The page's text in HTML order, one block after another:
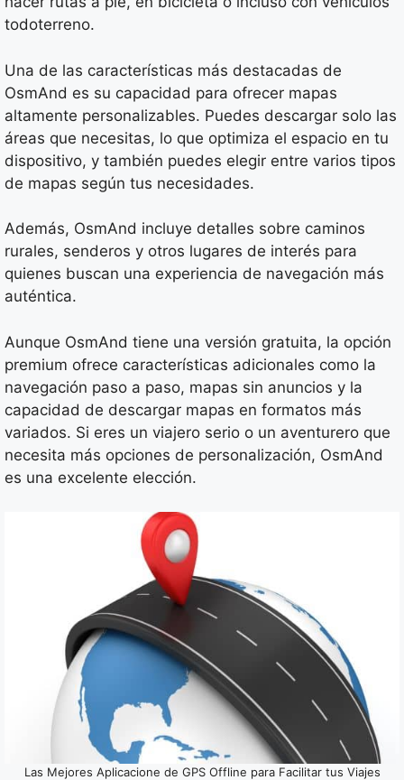
todoterreno.
Una de las características más destacadas de
OsmAnd es su capacidad para ofrecer mapas
altamente personalizables. Puedes descargar solo las
áreas que necesitas, lo que optimiza el espacio en tu
dispositivo, y también puedes elegir entre varios tipos
de mapas según tus necesidades.
Además, OsmAnd incluye detalles sobre caminos
rurales, senderos y otros lugares de interés para
quienes buscan una experiencia de navegación más
auténtica.
Aunque OsmAnd tiene una versión gratuita, la opción
premium ofrece características adicionales como la
navegación paso a paso, mapas sin anuncios y la
capacidad de descargar mapas en formatos más
variados. Si eres un viajero serio o un aventurero que
necesita más opciones de personalización, OsmAnd
es una excelente elección.
Las Mejores Aplicacione de GPS Offline para Facilitar tus Viajes